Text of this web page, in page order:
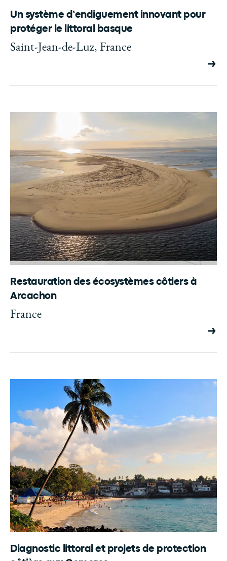
Un système d’endiguement innovant pour
protéger le littoral basque
Saint-Jean-de-Luz, France
Restauration des écosystèmes côtiers à
Arcachon
France
Diagnostic littoral et projets de protection